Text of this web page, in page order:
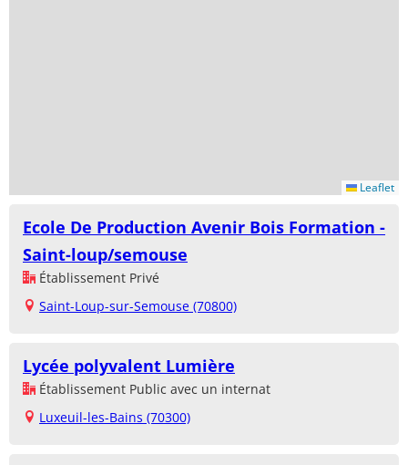
Leaflet
Ecole De Production Avenir Bois Formation -
Saint-loup/semouse
Établissement Privé
Saint-Loup-sur-Semouse (70800)
Lycée polyvalent Lumière
Établissement Public avec un internat
Luxeuil-les-Bains (70300)